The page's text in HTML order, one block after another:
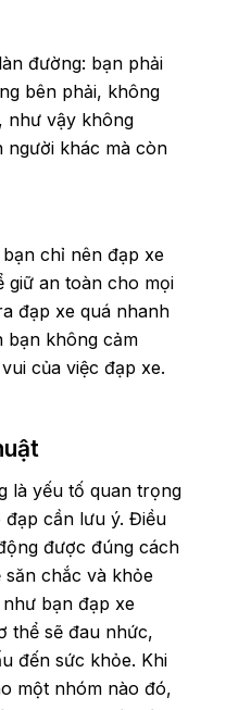
đường: bạn phải
bên phải, không
như vậy không
người khác mà còn
chỉ nên đạp xe
giữ an toàn cho mọi
đạp xe quá nhanh
bạn không cảm
của việc đạp xe.
là yếu tố quan trọng
đạp cần lưu ý. Điều
được đúng cách
săn chắc và khỏe
bạn đạp xe
thể sẽ đau nhức,
đến sức khỏe. Khi
một nhóm nào đó,